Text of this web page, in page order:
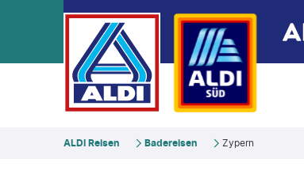
ALDI Reisen Badereisen Zypern